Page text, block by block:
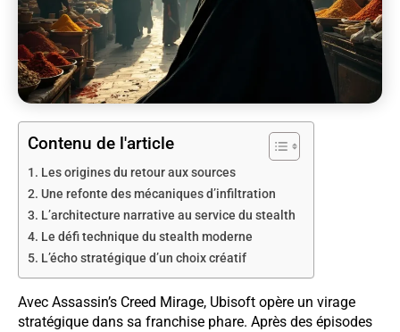
Contenu de l'article
Les origines du retour aux sources
Une refonte des mécaniques d’infiltration
L’architecture narrative au service du stealth
Le défi technique du stealth moderne
L’écho stratégique d’un choix créatif
Avec Assassin’s Creed Mirage, Ubisoft opère un virage
stratégique dans sa franchise phare. Après des épisodes